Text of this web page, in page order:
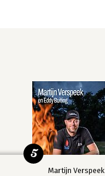
Martijn Verspeek
5